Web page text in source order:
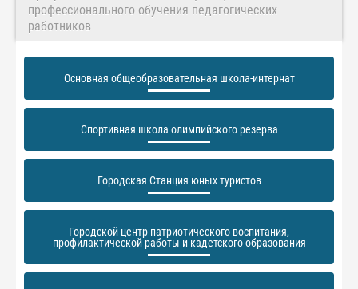
профессионального обучения педагогических
работников
Основная общеобразовательная школа-интернат
Спортивная школа олимпийского резерва
Городская Станция юных туристов
Городской центр патриотического воспитания,
профилактической работы и кадетского образования